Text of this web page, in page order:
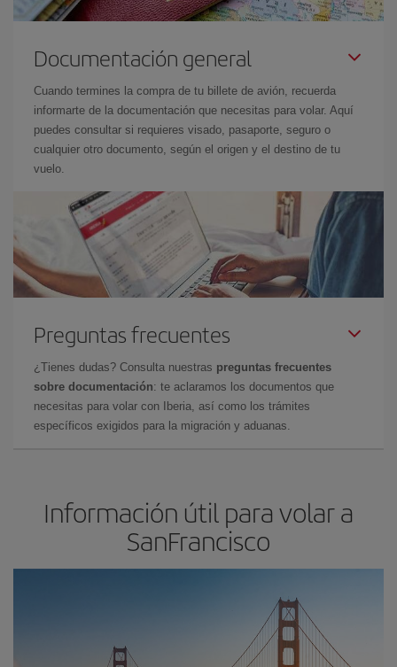
Documentación general
Cuando termines la compra de tu billete de avión, recuerda
informarte de la documentación que necesitas para volar. Aquí
puedes consultar si requieres visado, pasaporte, seguro o
cualquier otro documento, según el origen y el destino de tu
vuelo.
Preguntas frecuentes
¿Tienes dudas? Consulta nuestras preguntas frecuentes
sobre documentación: te aclaramos los documentos que
necesitas para volar con Iberia, así como los trámites
específicos exigidos para la migración y aduanas.
Información útil para volar a
SanFrancisco